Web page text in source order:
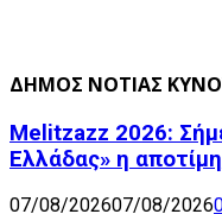
ΔΗΜΟΣ ΝΟΤΙΑΣ
Melitzazz 2026:
Ελλάδας» η
07/08/202607/08/2026